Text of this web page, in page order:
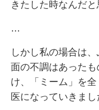
きたした時なんだと
…
しかし私の場合は
面の不調はあった
け、「ミーム」を
医になっていきまし